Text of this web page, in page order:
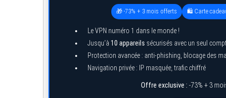
🎁 -73% + 3 mois offerts 🛍️ Carte
Le VPN numéro 1 dans le monde !
Jusqu’à 10 appareils sécurisés avec un seul
Protection avancée : anti-phishing, blocage des
Navigation privée : IP masquée, trafic chiffré
Offre exclusive : -73% + 3